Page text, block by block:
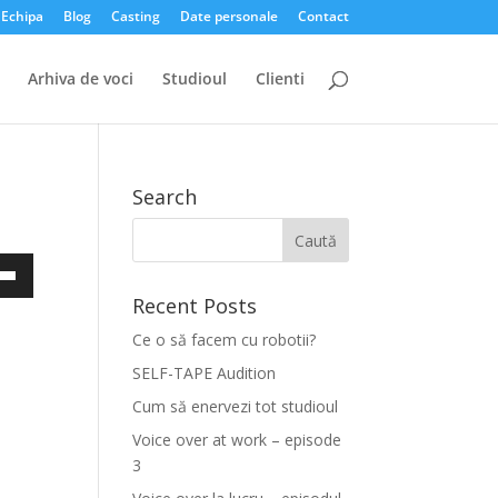
Echipa Blog Casting Date personale Contact
Arhiva de voci Studioul Clienti
Search
Recent Posts
Ce o să facem cu robotii?
SELF-TAPE Audition
Cum să enervezi tot studioul
Voice over at work – episode
3